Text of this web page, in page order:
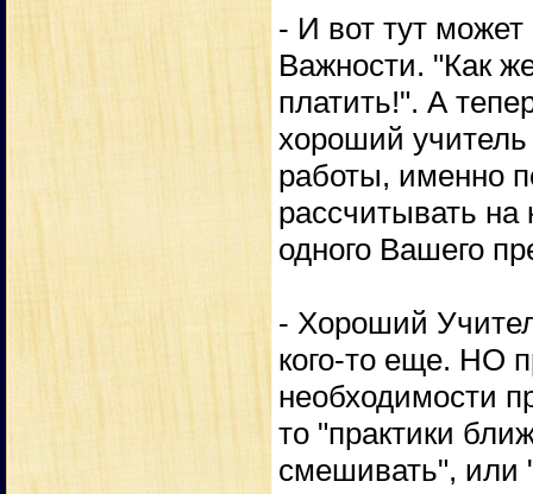
- И вот тут
Важности. "Как
платить!". А
хороший учитель
работы, именно
рассчитывать
одного Вашего
- Хороший
кого-то еще. НО
необходимости
то "практики
смешивать", или